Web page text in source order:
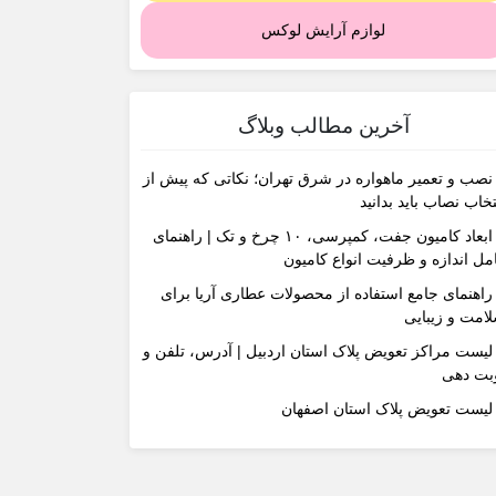
لوازم آرایش لوکس
آخرین مطالب وبلاگ
نصب و تعمیر ماهواره در شرق تهران؛ نکاتی که پیش از
نصاب باید بدانید
ابعاد کامیون جفت، کمپرسی، ۱۰ چرخ و تک | راهنمای
اندازه و ظرفیت انواع کامیون
راهنمای جامع استفاده از محصولات عطاری آریا برای
و زیبایی
لیست مراکز تعویض پلاک استان اردبیل | آدرس، تلفن و
دهی
لیست تعویض پلاک استان اصفهان